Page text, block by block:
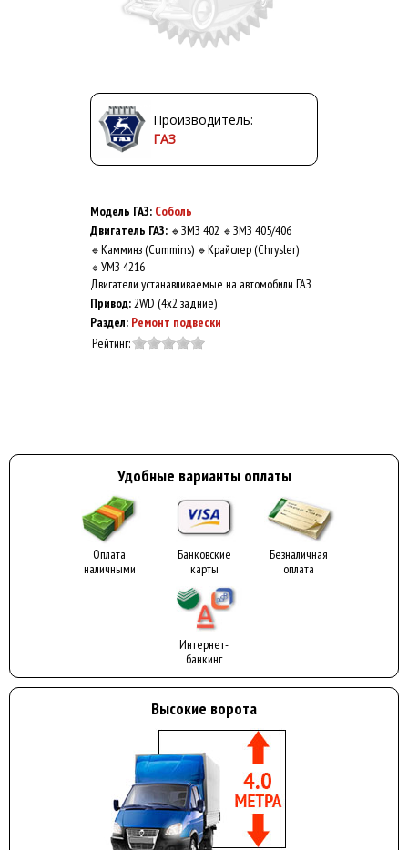
Производитель:
ГАЗ
Модель ГАЗ: Соболь
Двигатель ГАЗ: 🔹 ЗМЗ 402 🔹 ЗМЗ 405/406
🔹 Камминз (Cummins) 🔹 Крайслер (Chrysler)
🔹 УМЗ 4216
Двигатели устанавливаемые на автомобили ГАЗ
Привод:2WD (4x2 задние)
Раздел: Ремонт подвески
Рейтинг:
Удобные варианты оплаты
Оплата
наличными
Банковские
карты
Безналичная
оплата
Интернет-
банкинг
Высокие ворота